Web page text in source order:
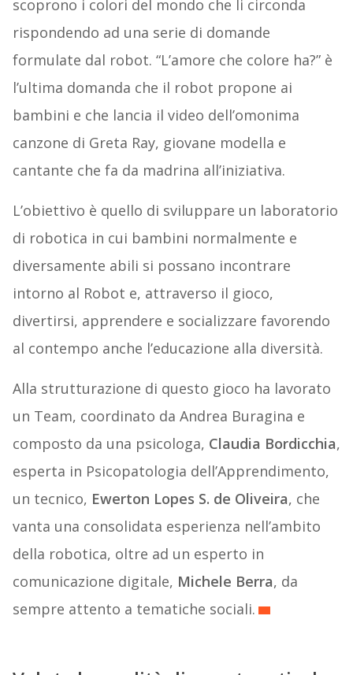
scoprono i colori del mondo che li circonda
rispondendo ad una serie di domande
formulate dal robot. “L’amore che colore ha?” è
l’ultima domanda che il robot propone ai
bambini e che lancia il video dell’omonima
canzone di Greta Ray, giovane modella e
cantante che fa da madrina all’iniziativa.
L’obiettivo è quello di sviluppare un laboratorio
di robotica in cui bambini normalmente e
diversamente abili si possano incontrare
intorno al Robot e, attraverso il gioco,
divertirsi, apprendere e socializzare favorendo
al contempo anche l’educazione alla diversità.
Alla strutturazione di questo gioco ha lavorato
un Team, coordinato da Andrea Buragina e
composto da una psicologa, Claudia Bordicchia,
esperta in Psicopatologia dell’Apprendimento,
un tecnico, Ewerton Lopes S. de Oliveira, che
vanta una consolidata esperienza nell’ambito
della robotica, oltre ad un esperto in
comunicazione digitale, Michele Berra, da
sempre attento a tematiche sociali.